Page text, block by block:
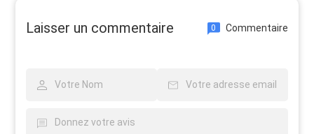
Laisser un commentaire 0 Commentaire